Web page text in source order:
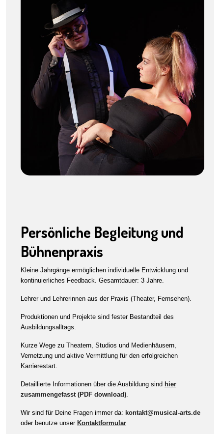
Persönliche Begleitung und
Bühnenpraxis
Kleine Jahrgänge ermöglichen individuelle Entwicklung und
kontinuierliches Feedback. Gesamtdauer: 3 Jahre.
Lehrer und Lehrerinnen aus der Praxis (Theater, Fernsehen).
Produktionen und Projekte sind fester Bestandteil des
Ausbildungsalltags.
Kurze Wege zu Theatern, Studios und Medienhäusern,
Vernetzung und aktive Vermittlung für den erfolgreichen
Karrierestart.
Detaillierte Informationen über die Ausbildung sind hier
zusammengefasst (PDF download).
Wir sind für Deine Fragen immer da: kontakt@musical-arts.de
oder benutze unser Kontaktformular